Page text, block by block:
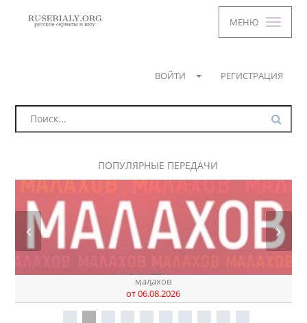
МЕНЮ
ВОЙТИ РЕГИСТРАЦИЯ
ПОПУЛЯРНЫЕ ПЕРЕДАЧИ
днк
от 07.08.2026